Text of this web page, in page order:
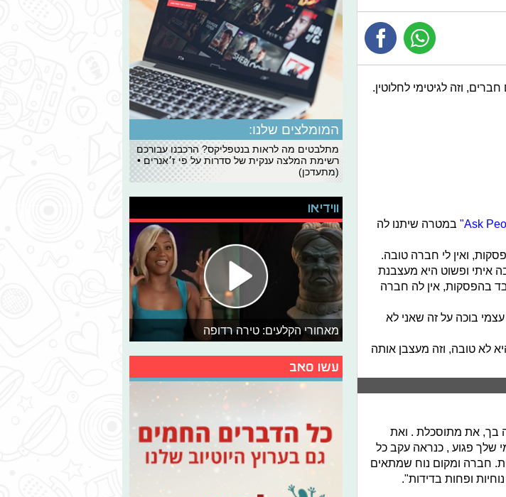
וזה לגיטימי לחלוטין.
במטרה שיתנו לה
ואין לי חברה טובה.
איתי ופשוט היא מעצבנת
בהפסקות, אין לה חברה
בוכה על זה שאני לא
לא טובה, וזה מעצבן אותה
בך, את מתוסכלת . ואת
שלך פגוע , כנראה עקב כל
חברה ומקום נוח שמתאים
ופחות בדידות".
המומלצים שלנו:
מתלבטים מה לראות בנטפליקס? הרכבנו עבורכם
רשימת המלצה ענקית של סדרות על פי ז׳אנרים •
(מתעדכן)
ווידיאו
מאחורי הקלעים: טירה רדופה
עשו סאב